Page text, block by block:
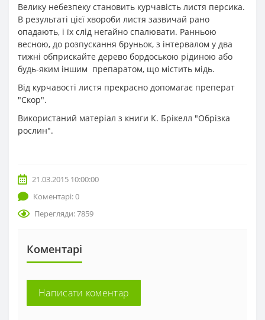
Велику небезпеку становить курчавість листя персика.
В результаті цієї хвороби листя зазвичай рано
опадають, і їх слід негайно спалювати. Ранньою
весною, до розпускання бруньок, з інтервалом у два
тижні обприскайте дерево бордоською рідиною або
будь-яким іншим препаратом, що містить мідь.
Від курчавості листя прекрасно допомагає преперат
"Скор".
Використаний матеріал з книги К. Брікелл "Обрізка
рослин".
21.03.2015 10:00:00
Коментарі: 0
Перегляди: 7859
Коментарі
Написати коментар